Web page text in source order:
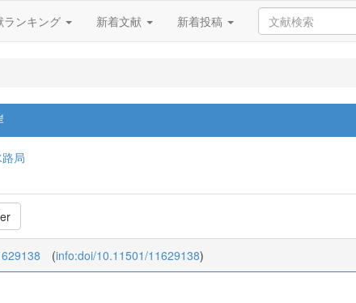
ランキング 新着文献 新着投稿
局
(info:doi/10.11501/11629138)